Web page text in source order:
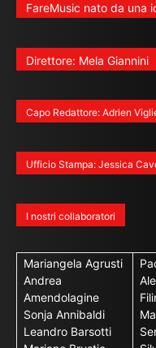
FareMusic nato da una
Direttore: Mela Giannini
Capo Redattore: Adrien
Ufficio Stampa: Jessica
I nostri collaboratori
Mariangela Agrusti
Andrea
Amendolagine
Sonja Annibaldi
Leandro Barsotti